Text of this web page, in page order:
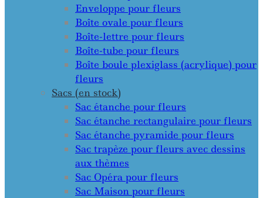
Enveloppe pour fleurs
Boîte ovale pour fleurs
Boîte-lettre pour fleurs
Boîte-tube pour fleurs
Boîte boule plexiglass (acrylique) pour
fleurs
Sacs (en stock)
Sac étanche pour fleurs
Sac étanche rectangulaire pour fleurs
Sac étanche pyramide pour fleurs
Sac trapèze pour fleurs avec dessins
aux thèmes
Sac Opéra pour fleurs
Sac Maison pour fleurs